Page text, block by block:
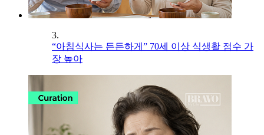
3.
“아침식사는 든든하게” 70세 이상 식생활 점수 가
장 높아